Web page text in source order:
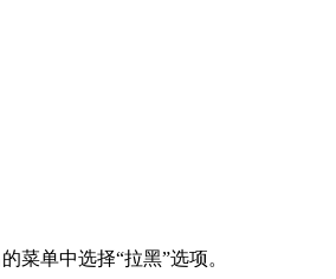
菜单中选择“拉黑”选项。